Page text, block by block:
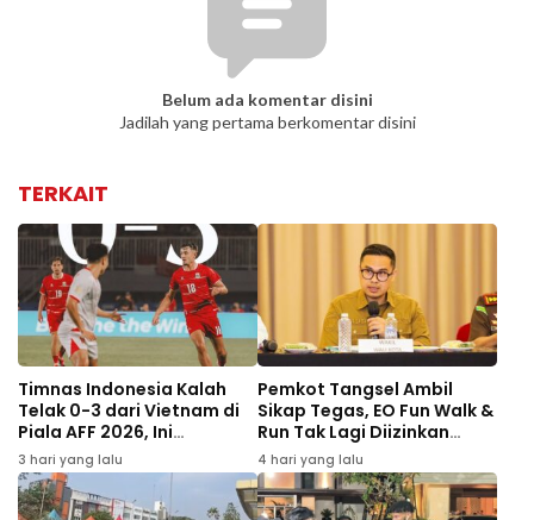
Belum ada komentar disini
Jadilah yang pertama berkomentar disini
TERKAIT
Timnas Indonesia Kalah
Telak 0-3 dari Vietnam di
Piala AFF 2026, Ini
Penyebabnya
3 hari yang lalu
Pemkot Tangsel Ambil
Sikap Tegas, EO Fun Walk &
Run Tak Lagi Diizinkan
Gelar Event
4 hari yang lalu